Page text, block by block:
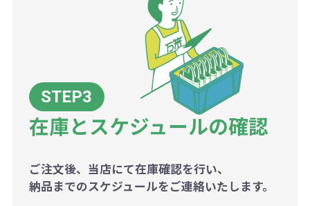
在庫とスケジュールの確認
ご注文後、当店にて在庫確認を行い、
納品までのスケジュールをご連絡いたします。